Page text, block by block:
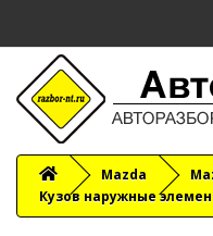
Mazda
Кузов наружные